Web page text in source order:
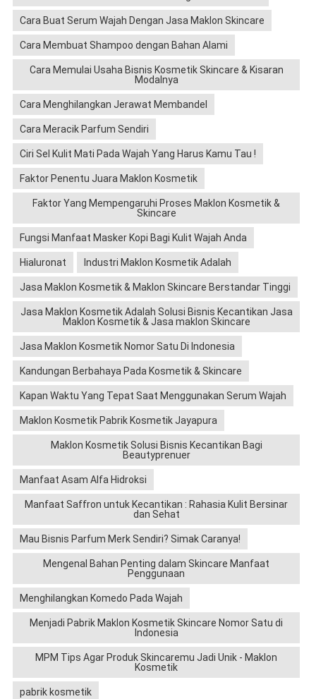
Cara Buat Serum Wajah Dengan Jasa Maklon Skincare
Cara Membuat Shampoo dengan Bahan Alami
Cara Memulai Usaha Bisnis Kosmetik Skincare & Kisaran
Modalnya
Cara Menghilangkan Jerawat Membandel
Cara Meracik Parfum Sendiri
Ciri Sel Kulit Mati Pada Wajah Yang Harus Kamu Tau !
Faktor Penentu Juara Maklon Kosmetik
Faktor Yang Mempengaruhi Proses Maklon Kosmetik &
Skincare
Fungsi Manfaat Masker Kopi Bagi Kulit Wajah Anda
Hialuronat Industri Maklon Kosmetik Adalah
Jasa Maklon Kosmetik & Maklon Skincare Berstandar Tinggi
Jasa Maklon Kosmetik Adalah Solusi Bisnis Kecantikan Jasa
Maklon Kosmetik & Jasa maklon Skincare
Jasa Maklon Kosmetik Nomor Satu Di Indonesia
Kandungan Berbahaya Pada Kosmetik & Skincare
Kapan Waktu Yang Tepat Saat Menggunakan Serum Wajah
Maklon Kosmetik Pabrik Kosmetik Jayapura
Maklon Kosmetik Solusi Bisnis Kecantikan Bagi
Beautyprenuer
Manfaat Asam Alfa Hidroksi
Manfaat Saffron untuk Kecantikan : Rahasia Kulit Bersinar
dan Sehat
Mau Bisnis Parfum Merk Sendiri? Simak Caranya!
Mengenal Bahan Penting dalam Skincare Manfaat
Penggunaan
Menghilangkan Komedo Pada Wajah
Menjadi Pabrik Maklon Kosmetik Skincare Nomor Satu di
Indonesia
MPM Tips Agar Produk Skincaremu Jadi Unik - Maklon
Kosmetik
pabrik kosmetik